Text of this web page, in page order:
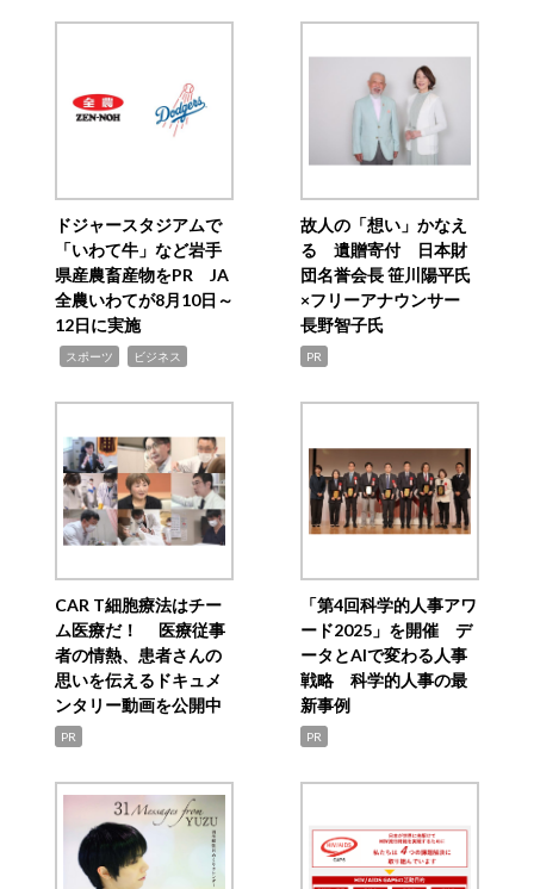
ドジャースタジアムで
「いわて牛」など岩手
県産農畜産物をPR JA
全農いわてが8月10日～
12日に実施
スポーツ ビジネス
故人の「想い」かなえ
る 遺贈寄付 日本財
団名誉会長 笹川陽平氏
×フリーアナウンサー
長野智子氏
PR
CAR T細胞療法はチー
ム医療だ！ 医療従事
者の情熱、患者さんの
思いを伝えるドキュメ
ンタリー動画を公開中
PR
「第4回科学的人事アワ
ード2025」を開催 デ
ータとAIで変わる人事
戦略 科学的人事の最
新事例
PR